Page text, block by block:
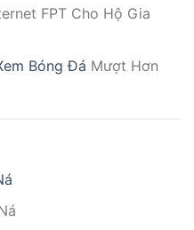
FPT Cho Hộ Gia
Bóng Đá Mượt Hơn